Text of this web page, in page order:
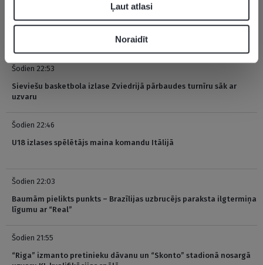
Ļaut atlasi
Noraidīt
Šodien 22:53
Sieviešu basketbola izlase Zviedrijā pārbaudes turnīru sāk ar
uzvaru
Šodien 22:46
U18 izlases spēlētājs maina komandu Itālijā
Šodien 22:03
Baumām pielikts punkts – Brazīlijas uzbrucējs paraksta ilgtermiņa
līgumu ar “Real”
Šodien 21:55
“Riga” izmanto pretinieku dāvanu un “Skonto” stadionā nosargā